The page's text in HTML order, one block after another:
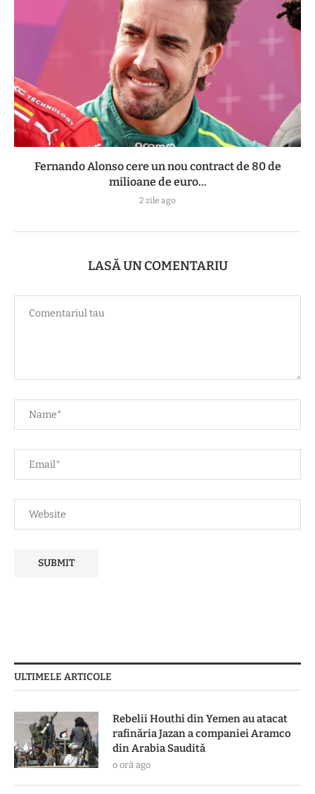
Fernando Alonso cere un nou contract de 80 de
milioane de euro...
2 zile ago
LASĂ UN COMENTARIU
ULTIMELE ARTICOLE
Rebelii Houthi din Yemen au atacat
rafinăria Jazan a companiei Aramco
din Arabia Saudită
o oră ago